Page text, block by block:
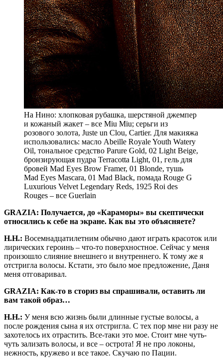
На Нино: хлопковая рубашка, шерстяной джемпер
и кожаный жакет – все Miu Miu; серьги из
розового золота, Juste un Clou, Cartier. Для макияжа
использовались: масло Abeille Royale Youth Watery
Oil, тональное средство Parure Gold, 02 Light Beige,
бронзирующая пудра Terracotta Light, 01, гель для
бровей Mad Eyes Brow Framer, 01 Blonde, тушь
Mad Eyes Mascara, 01 Mad Black, помада Rouge G
Luxurious Velvet Legendary Reds, 1925 Roi des
Rouges – все Guerlain
GRAZIA: Получается, до «Караморы» вы скептически
относились к себе на экране. Как вы это объясняете?
Н.Н.: Восемнадцатилетним обычно дают играть красоток или
лирических героинь – что-то поверхностное. Сейчас у меня
произошло слияние внешнего и внутреннего. К тому же я
отстригла волосы. Кстати, это было мое предложение, Даня
меня отговаривал.
GRAZIA: Как-то в сториз вы спрашивали, оставить ли
вам такой образ…
Н.Н.: У меня всю жизнь были длинные густые волосы, а
после рождения сына я их отстригла. С тех пор мне ни разу не
захотелось их отрастить. Все-таки это мое. Стоит мне чуть-
чуть зализать волосы, и все – острота! Я не про локоны,
нежность, кружево и все такое. Скучаю по Пации.